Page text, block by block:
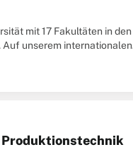
mit 17 Fakultäten in den
unserem internationalen